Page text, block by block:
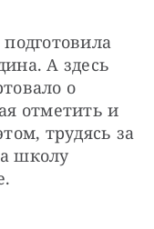
А здесь
о
отметить и
трудясь за
школу